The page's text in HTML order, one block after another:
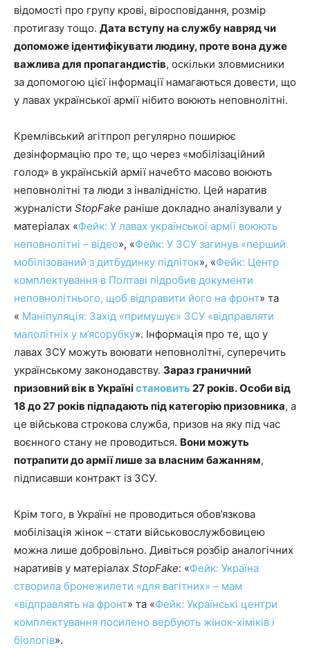
відомості про групу крові, віросповідання, розмір
протигазу тощо. Дата вступуна службу навряд чи
допоможе ідентифікувати людину, проте вона дуже
важлива для пропагандистів, оскільки зловмисники
за допомогою цієї інформації намагаються довести, що
у лавах української армії нібито воюють неповнолітні.
Кремлівський агітпроп регулярно поширює
дезінформацію про те, що через «мобілізаційний
голод» в українській армії начебто масово воюють
неповнолітні та люди з інвалідністю. Цей наратив
журналісти StopFake раніше докладно аналізували у
матеріалах «Фейк: У лавах української армії воюють
неповнолітні – відео», «Фейк: У ЗСУ загинув «перший
мобілізований з дитбудинку підліток», «Фейк: Центр
комплектування в Полтаві підробив документи
неповнолітнього, щоб відправити його на фронт» та
« Маніпуляція: Захід «примушує» ЗСУ «відправляти
малолітніх у м’ясорубку». Інформація про те, що у
лавах ЗСУ можуть воювати неповнолітні, суперечить
українському законодавству. Заразграничний
призовний вік в Україністановить 27 років.Особивід
18 до 27 років підпадаютьпід категорію призовника, а
це військова строкова служба, призов на яку під час
воєнного стану не проводиться. Вони можуть
потрапити до армії лише за власним бажанням,
підписавши контракт із ЗСУ.
Крім того, в Україні не проводиться обов’язкова
мобілізація жінок – стати військовослужбовицею
можна лише добровільно. Дивіться розбір аналогічних
наративів у матеріалах StopFake: «Фейк: Україна
створила бронежилети «для вагітних» – мам
«відправлять на фронт» та «Фейк: Українські центри
комплектування посилено вербують жінок-хіміків і
біологів».